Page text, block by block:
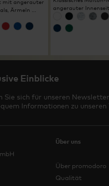
mit angerauter
Ärmeln ...
angerauter
Einblicke
Sie sich für unseren
Informationen zu
Über uns
Über promodoro
Qualität